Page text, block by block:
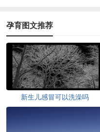
孕育图文推荐
新生儿感冒可以洗澡吗